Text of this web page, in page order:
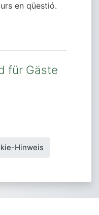
en qüestió.
für Gäste
Hinweis